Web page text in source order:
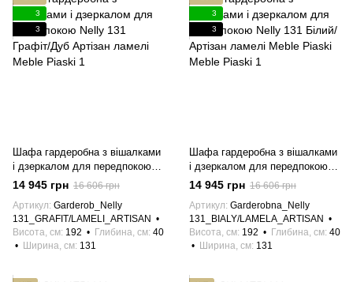
3
3
Шафа гардеробна з вішалками
і дзеркалом для передпокою
Nelly 131 Графіт/Дуб Артізан
14 945 грн 16 606 грн
Артикул Garderob_Nelly
131_GRAFIT/LAMELI_ARTISAN
Висота, см 192 Глибина, см 40
Ширина, см 131
3
3
Шафа гардеробна з вішалками
і дзеркалом для передпокою
Nelly 131 Білий/Артізан ламелі
Meble Piaski
14 945 грн 16 606 грн
Артикул Garderobna_Nelly
131_BIALY/LAMELA_ARTISAN
Висота, см 192 Глибина, см 40
Ширина, см 131